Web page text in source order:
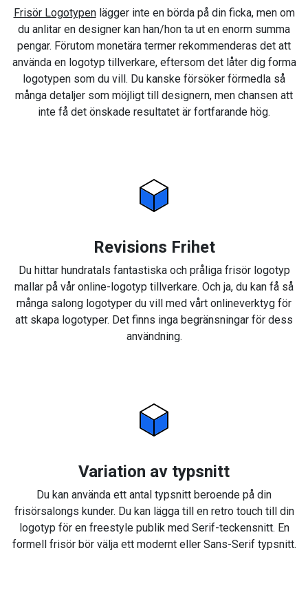
Frisör Logotypenlägger inte en börda på din ficka, men om
du anlitar en designer kan han/hon ta ut en enorm summa
pengar. Förutom monetära termer rekommenderas det att
använda en logotyp tillverkare, eftersom det låter dig forma
logotypen som du vill. Du kanske försöker förmedla så
många detaljer som möjligt till designern, men chansen att
inte få det önskade resultatet är fortfarande hög.
Revisions Frihet
Du hittar hundratals fantastiska och pråliga frisör logotyp
mallar på vår online-logotyp tillverkare. Och ja, du kan få så
många salong logotyper du vill med vårt onlineverktyg för
att skapa logotyper. Det finns inga begränsningar för dess
användning.
Variation av typsnitt
Du kan använda ett antal typsnitt beroende på din
frisörsalongs kunder. Du kan lägga till en retro touch till din
logotyp för en freestyle publik med Serif-teckensnitt. En
formell frisör bör välja ett modernt eller Sans-Serif typsnitt.